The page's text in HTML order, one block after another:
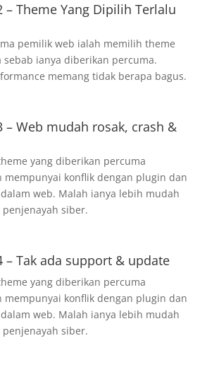
– Theme Yang Dipilih Terlalu
pemilik web ialah memilih theme
sebab ianya diberikan percuma.
memang tidak berapa bagus.
– Web mudah rosak, crash &
yang diberikan percuma
mempunyai konflik dengan plugin dan
web. Malah ianya lebih mudah
siber.
– Tak ada support & update
yang diberikan percuma
mempunyai konflik dengan plugin dan
web. Malah ianya lebih mudah
siber.